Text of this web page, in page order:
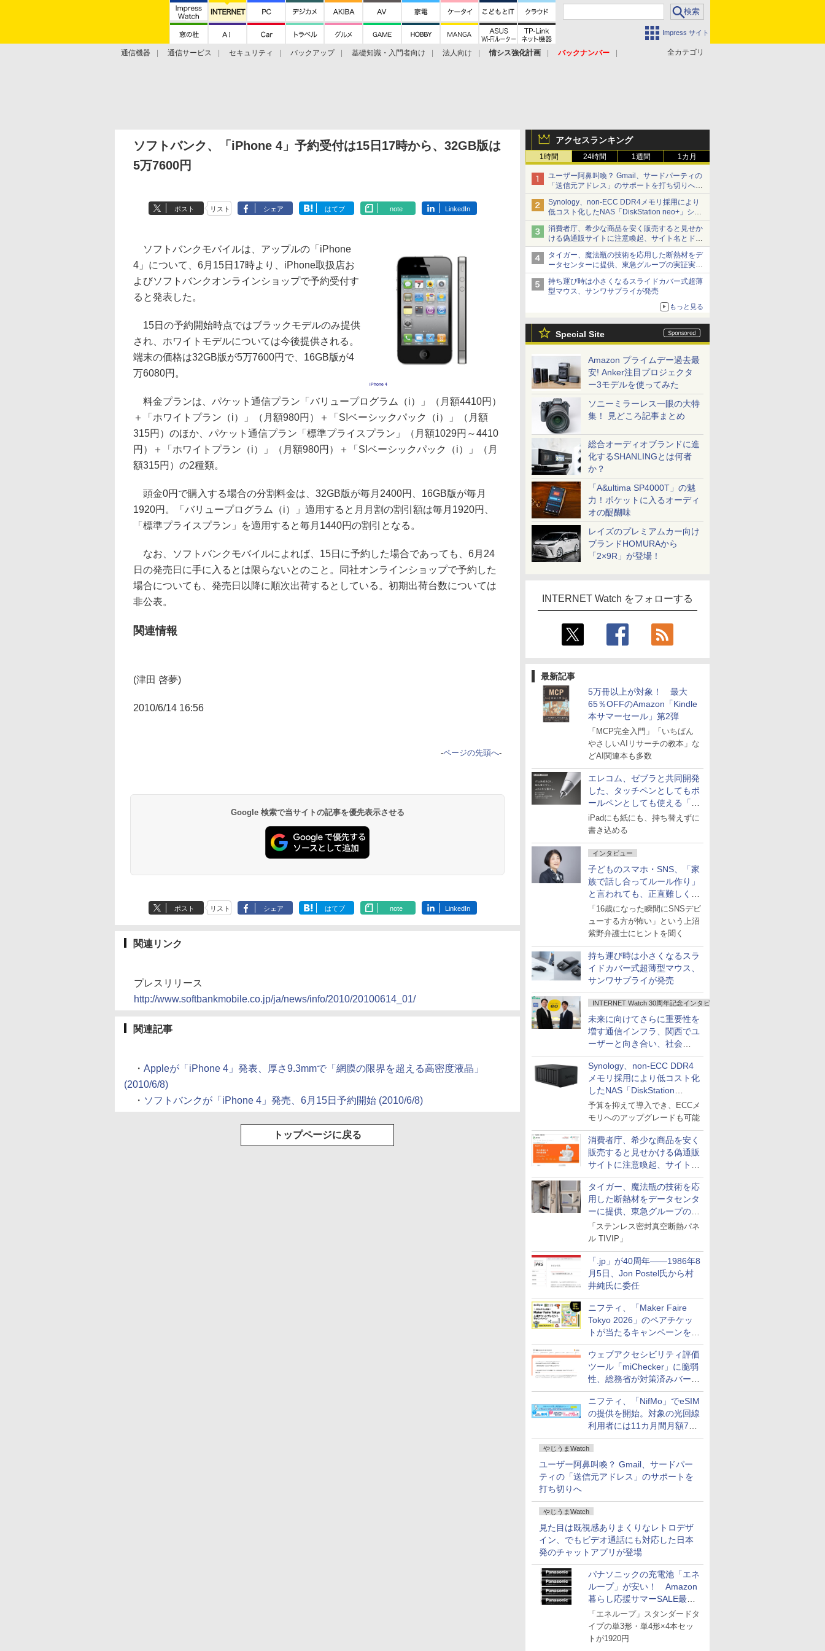
Impress サイト
全カテゴリ
通信機器 通信サービス セキュリティ バックアップ 基礎知識・入門者向け 法人向け 情シス強化計画
バックナンバー
アクセスランキング
1時間 24時間 1週間 1カ月
ユーザー阿鼻叫喚？ Gmail、サードパーティの
「送信元アドレス」のサポートを打ち切りへ
【やじうまWatch】
Synology、non-ECC DDR4メモリ採用により
低コスト化したNAS「DiskStation neo+」シリ
ーズ 予算を抑えて導入でき、ECCメモリへの
アップグレードも可能
消費者庁、希少な商品を安く販売すると見せか
ける偽通販サイトに注意喚起、サイト名とドメ
イン名を公表
タイガー、魔法瓶の技術を応用した断熱材をデ
ータセンターに提供、東急グループの実証実験
で 「ステンレス密封真空断熱パネル TIVIP」
持ち運び時は小さくなるスライドカバー式超薄
型マウス、サンワサプライが発売
もっと見る
Special Site
Amazon プライムデー過去最
安! Anker注目プロジェクタ
ー3モデルを使ってみた
ソニーミラーレス一眼の大特
集！ 見どころ記事まとめ
総合オーディオブランドに進
化するSHANLINGとは何者
か？
「A&ultima SP4000T」の魅
力！ポケットに入るオーディ
オの醍醐味
レイズのプレミアムカー向け
ブランドHOMURAから
「2×9R」が登場！
INTERNET Watch をフォローする
最新記事
5万冊以上が対象！ 最大
65％OFFのAmazon「Kindle
本サマーセール」第2弾
「MCP完全入門」「いちばん
やさしいAIリサーチの教本」な
どAI関連本も多数
エレコム、ゼブラと共同開発
した、タッチペンとしてもボ
ールペンとしても使える「ス
タイラスツーウェイ」発売
iPadにも紙にも、持ち替えずに
書き込める
インタビュー
子どものスマホ・SNS、「家
族で話し合ってルール作り」
と言われても、正直難しくな
いですか？
「16歳になった瞬間にSNSデビ
ューする方が怖い」という上沼
紫野弁護士にヒントを聞く
持ち運び時は小さくなるスラ
イドカバー式超薄型マウス、
サンワサプライが発売
INTERNET Watch 30周年記念インタビュー
未来に向けてさらに重要性を
増す通信インフラ、関西でユ
ーザーと向き合い、社会
の“あたらしい”を起動し続け
る～オプテージ
Synology、non-ECC DDR4
メモリ採用により低コスト化
したNAS「DiskStation
neo+」シリーズ
予算を抑えて導入でき、ECCメ
モリへのアップグレードも可能
消費者庁、希少な商品を安く
販売すると見せかける偽通販
サイトに注意喚起、サイト名
とドメイン名を公表
タイガー、魔法瓶の技術を応
用した断熱材をデータセンタ
ーに提供、東急グループの実
証実験で
「ステンレス密封真空断熱パネ
ル TIVIP」
「.jp」が40周年――1986年8
月5日、Jon Postel氏から村
井純氏に委任
ニフティ、「Maker Faire
Tokyo 2026」のペアチケッ
トが当たるキャンペーンをX
で実施。8月16日まで
ウェブアクセシビリティ評価
ツール「miChecker」に脆弱
性、総務省が対策済みバージ
ョンへの更新を呼び掛け
ニフティ、「NifMo」でeSIM
の提供を開始。対象の光回線
利用者には11カ月間月額770
円割引のキャンペーン
やじうまWatch
ユーザー阿鼻叫喚？ Gmail、サードパー
ティの「送信元アドレス」のサポートを
打ち切りへ
やじうまWatch
見た目は既視感ありまくりなレトロデザ
イン、でもビデオ通話にも対応した日本
発のチャットアプリが登場
パナソニックの充電池「エネ
ループ」が安い！ Amazon
暮らし応援サマーSALE最終
日
「エネループ」スタンダードタ
イプの単3形・単4形×4本セッ
トが1920円
ソフトバンク、「iPhone 4」予約受付は15日17時から、32GB版は
5万7600円
ポスト リスト シェア はてブ note LinkedIn
iPhone 4
ソフトバンクモバイルは、アップルの「iPhone
4」について、6月15日17時より、iPhone取扱店お
よびソフトバンクオンラインショップで予約受付す
ると発表した。
15日の予約開始時点ではブラックモデルのみ提供
され、ホワイトモデルについては今後提供される。
端末の価格は32GB版が5万7600円で、16GB版が4
万6080円。
料金プランは、パケット通信プラン「バリュープログラム（i）」（月額4410円）
＋「ホワイトプラン（i）」（月額980円）＋「S!ベーシックパック（i）」（月額
315円）のほか、パケット通信プラン「標準プライスプラン」（月額1029円～4410
円）＋「ホワイトプラン（i）」（月額980円）＋「S!ベーシックパック（i）」（月
額315円）の2種類。
頭金0円で購入する場合の分割料金は、32GB版が毎月2400円、16GB版が毎月
1920円。「バリュープログラム（i）」適用すると月月割の割引額は毎月1920円、
「標準プライスプラン」を適用すると毎月1440円の割引となる。
なお、ソフトバンクモバイルによれば、15日に予約した場合であっても、6月24
日の発売日に手に入るとは限らないとのこと。同社オンラインショップで予約した
場合についても、発売日以降に順次出荷するとしている。初期出荷台数については
非公表。
関連情報
(津田 啓夢)
2010/6/14 16:56
-ページの先頭へ-
Google 検索で当サイトの記事を優先表示させる
ポスト リスト シェア はてブ note LinkedIn
関連リンク
プレスリリース
http://www.softbankmobile.co.jp/ja/news/info/2010/20100614_01/
関連記事
・ Appleが「iPhone 4」発表、厚さ9.3mmで「網膜の限界を超える高密度液晶」
(2010/6/8)
・ ソフトバンクが「iPhone 4」発売、6月15日予約開始 (2010/6/8)
トップページに戻る